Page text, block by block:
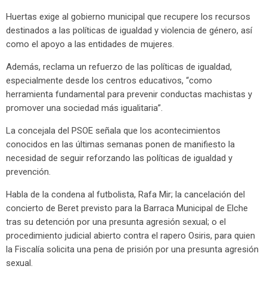
Huertas exige al gobierno municipal que recupere los recursos
destinados a las políticas de igualdad y violencia de género, así
como el apoyo a las entidades de mujeres.
Además, reclama un refuerzo de las políticas de igualdad,
especialmente desde los centros educativos, “como
herramienta fundamental para prevenir conductas machistas y
promover una sociedad más igualitaria”.
La concejala del PSOE señala que los acontecimientos
conocidos en las últimas semanas ponen de manifiesto la
necesidad de seguir reforzando las políticas de igualdad y
prevención.
Habla de la condena al futbolista, Rafa Mir; la cancelación del
concierto de Beret previsto para la Barraca Municipal de Elche
tras su detención por una presunta agresión sexual; o el
procedimiento judicial abierto contra el rapero Osiris, para quien
la Fiscalía solicita una pena de prisión por una presunta agresión
sexual.